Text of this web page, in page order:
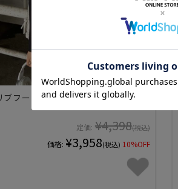
ブフードWZIPトップス
定価: ¥4,398(税込)
価格: ¥3,958(税込) 10%OFF